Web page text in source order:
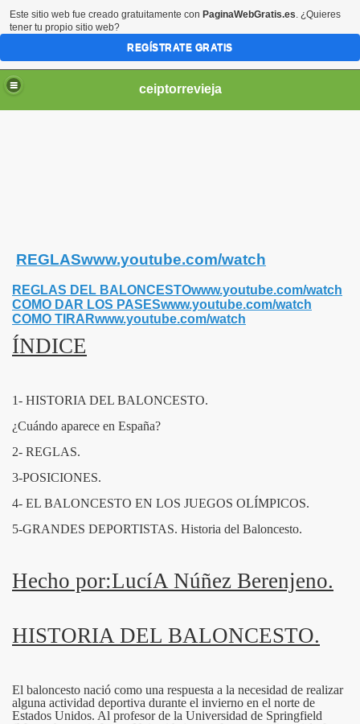
ceiptorrevieja
REGLASwww.youtube.com/watch
REGLAS DEL BALONCESTOwww.youtube.com/watch
COMO DAR LOS PASESwww.youtube.com/watch
COMO TIRARwww.youtube.com/watch
ÍNDICE
1- HISTORIA DEL BALONCESTO.
¿Cuándo aparece en España?
2- REGLAS.
3-POSICIONES.
4- EL BALONCESTO EN LOS JUEGOS OLÍMPICOS.
5-GRANDES DEPORTISTAS. Historia del Baloncesto.
Hecho por:LucíA Núñez Berenjeno.
HISTORIA DEL BALONCESTO.
El baloncesto nació como una respuesta a la necesidad de realizar
alguna actividad deportiva durante el invierno en el norte de
Estados Unidos. Al profesor de la Universidad de Springfield
4 AÑOS
5 AÑOS.
Este sitio web fue creado gratuitamente con PaginaWebGratis.es. ¿Quieres
tener tu propio sitio web?
REGÍSTRATE GRATIS